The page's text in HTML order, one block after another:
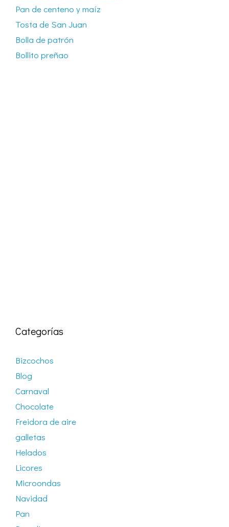
Pan de centeno y maíz
Tosta de San Juan
Bolla de patrón
Bollito preñao
Categorías
Bizcochos
Blog
Carnaval
Chocolate
Freidora de aire
galletas
Helados
Licores
Microondas
Navidad
Pan